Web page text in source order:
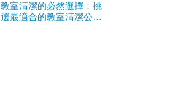
教室清潔的必然選擇：挑
選最適合的教室清潔公司